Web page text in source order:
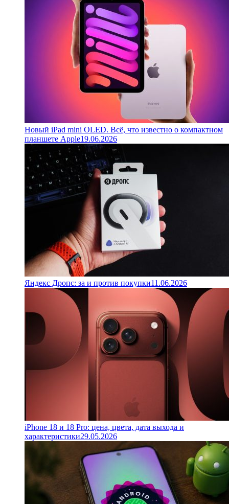
Новый iPad mini OLED. Всё, что известно о компактном
планшете Apple19.06.2026
Яндекс Дропс: за и против покупки11.06.2026
iPhone 18 и 18 Pro: цена, цвета, дата выхода и
характеристики29.05.2026